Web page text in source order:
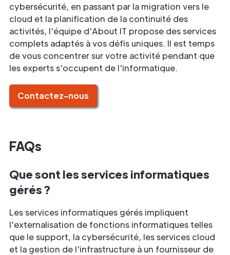
cybersécurité, en passant par la migration vers le
cloud et la planification de la continuité des
activités, l'équipe d'About IT propose des services
complets adaptés à vos défis uniques. Il est temps
de vous concentrer sur votre activité pendant que
les experts s'occupent de l'informatique.
Contactez-nous
FAQs
Que sont les services informatiques
gérés ?
Les services informatiques gérés impliquent
l'externalisation de fonctions informatiques telles
que le support, la cybersécurité, les services cloud
et la gestion de l'infrastructure à un fournisseur de